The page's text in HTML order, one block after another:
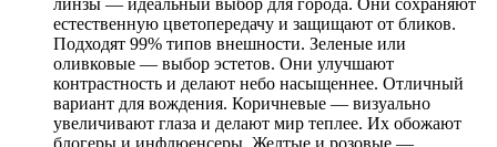
линзы — идеальный выбор для города. Они сохраняют
естественную цветопередачу и защищают от бликов.
Подходят 99% типов внешности. Зеленые или
оливковые — выбор эстетов. Они улучшают
контрастность и делают небо насыщеннее. Отличный
вариант для вождения. Коричневые — визуально
увеличивают глаза и делают мир теплее. Их обожают
блогеры и инфлюенсеры. Желтые и розовые —